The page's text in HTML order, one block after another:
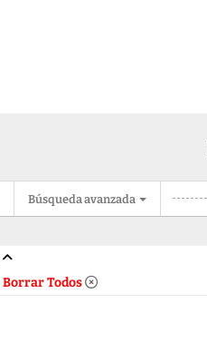
Búsqueda avanzada
Borrar Todos